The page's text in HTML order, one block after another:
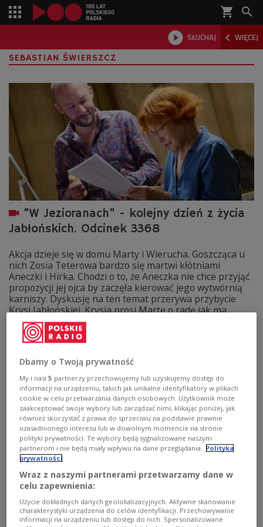
shopping_cart 
 SŁUCHAJ  WIĘCEJ

SEBASTIAN ŚWIERSZCZ
"W Jezioranach" - kolejny dzień z życia
Jabłońskich. Odcinek 3368
Akcja dzieje się w domu Marty i Wierucha. Goszcząca u
nich Zosia Teterowa bardzo się martwi kłótniami
Aneczki i Hirka. Chodzi o to, że Aneczka nie chce przyjąć
propozycji jej ojca by zaczęła kierować jego wytwórnią
karniszy. Dyskusję na ten temat przerywa przybycie
Krysi Jabłońskiej. Krysia prosi Martę o radę jak ma
postąpić ze swoim chłopakiem Czarkiem. Po wyjściu
Krysi wpada Hirek. Ma do Wierucha nietypową prośbę.
W Jezioranach
Marek Ławrynowicz
Anna Balcewicz
Teresa Skoczylas
Justyna Kulczycka
Maja Kwiatkowska Marcin Troński
Dbamy o Twoją prywatność
My i nasi5 partnerzy przechowujemy lub uzyskujemy dostęp do
informacji na urządzeniu, takich jak unikalne identyfikatory w plikach
cookie w celu przetwarzania danych osobowych. Użytkownik może
zaakceptować swoje wybory lub zarządzać nimi, klikając poniżej, jak
również skorzystać z prawa do sprzeciwu na podstawie prawnie
uzasadnionego interesu lub w dowolnym momencie na stronie
polityki prywatności. Te wybory będą sygnalizowane naszym
partnerom i nie będą miały wpływu na dane przeglądania. Polityka
prywatności
Wraz z naszymi partnerami przetwarzamy dane w
celu zapewnienia:
Użycie dokładnych danych geolokalizacyjnych. Aktywne skanowanie
charakterystyki urządzenia do celów identyfikacji. Przechowywanie
informacji na urządzeniu lub dostęp do nich. Spersonalizowane